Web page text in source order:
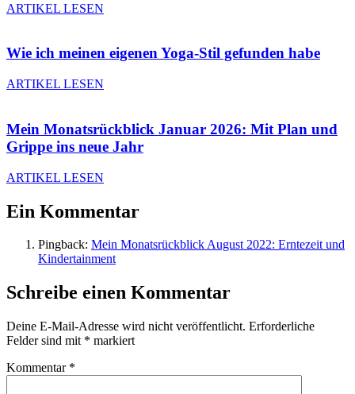
ARTIKEL LESEN
Wie ich meinen eigenen Yoga-Stil gefunden habe
ARTIKEL LESEN
Mein Monatsrückblick Januar 2026: Mit Plan und
Grippe ins neue Jahr
ARTIKEL LESEN
Ein Kommentar
Pingback: Mein Monatsrückblick August 2022: Erntezeit und
Kindertainment
Schreibe einen Kommentar
Deine E-Mail-Adresse wird nicht veröffentlicht. Erforderliche
Felder sind mit * markiert
Kommentar *